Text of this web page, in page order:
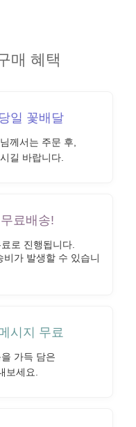
매 혜택
일 꽃배달
께서는 주문 후,
길 바랍니다.
료배송!
로 진행됩니다.
가 발생할 수 있습니
시지 무료
가득 담은
보세요.